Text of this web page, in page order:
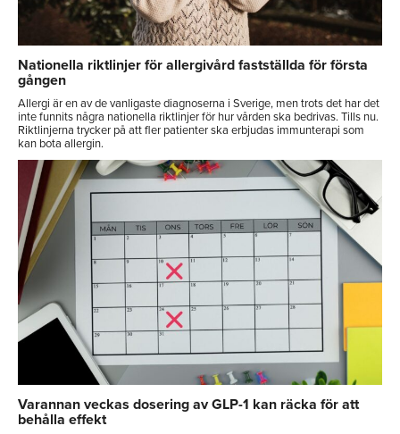
Nationella riktlinjer för allergivård fastställda för första
gången
Allergi är en av de vanligaste diagnoserna i Sverige, men trots det har det
inte funnits några nationella riktlinjer för hur vården ska bedrivas. Tills nu.
Riktlinjerna trycker på att fler patienter ska erbjudas immunterapi som
kan bota allergin.
Varannan veckas dosering av GLP-1 kan räcka för att
behålla effekt